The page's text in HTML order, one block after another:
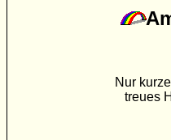
Nur
treues